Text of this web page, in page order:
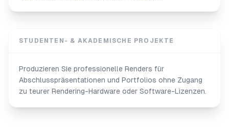
STUDENTEN- & AKADEMISCHE PROJEKTE
Produzieren Sie professionelle Renders für
Abschlusspräsentationen und Portfolios ohne Zugang
zu teurer Rendering-Hardware oder Software-Lizenzen.